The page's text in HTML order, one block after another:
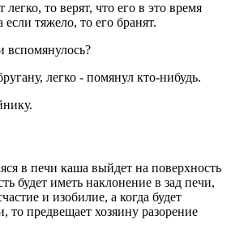
то верят, что его в это время
тяжело, то его бранят.
вспомянулось?
легко - помянул кто-нибудь.
в печи каша выйдет на поверхность
будет иметь наклонение в зад печи,
и изобилие, а когда будет
то предвещает хозяину разорение